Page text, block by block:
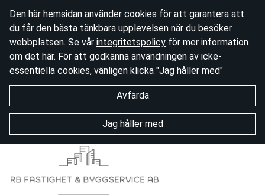
Den här hemsidan använder cookies för att garantera att
du får den bästa tänkbara upplevelsen när du besöker
webbplatsen. Se vår integritetspolicy för mer information
om det här. För att godkänna användningen av icke-
essentiella cookies, vänligen klicka "Jag håller med"
Avfärda
Jag håller med